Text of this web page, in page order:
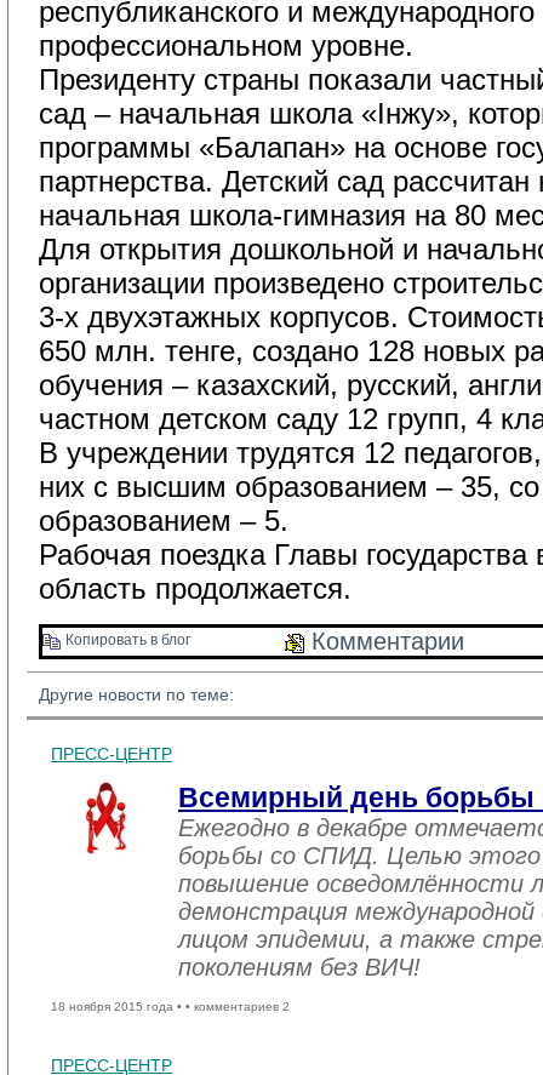
республиканского и
профессиональном уровне.
Президенту страны показали
сад – начальная школа «Інжу»,
программы «Балапан» на основе
партнерства. Детский сад рассчитан
начальная школа-гимназия на 80
Для открытия дошкольной и
организации произведено
3-х двухэтажных корпусов.
650 млн. тенге, создано 128 новых
обучения – казахский, русский,
частном детском саду 12 групп, 4
В учреждении трудятся 12
них с высшим образованием – 35,
образованием – 5.
Рабочая поездка Главы
область продолжается.
Копировать в блог Комментарии
Другие новости по теме:
ПРЕСС-ЦЕНТР
Всемирный день
Ежегодно в декабре
борьбы со СПИД. Целью этого
повышение
демонстрация международной
лицом эпидемии, а также
поколениям без ВИЧ!
18 ноября 2015 года • • комментариев 2
ПРЕСС-ЦЕНТР